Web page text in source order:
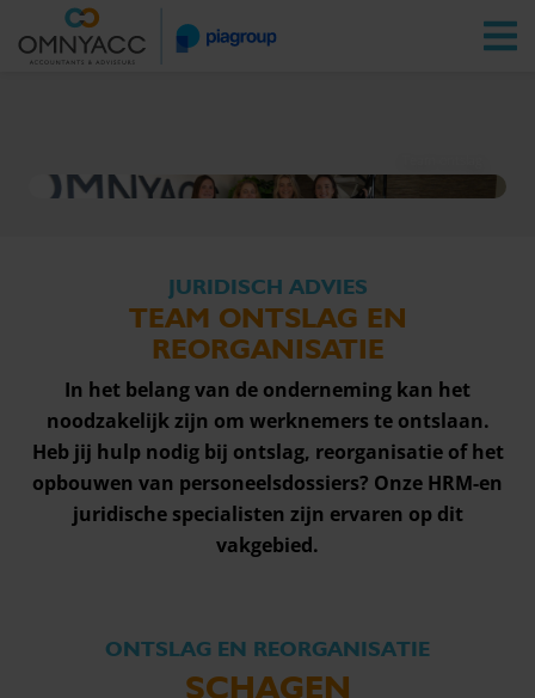
Vestigingen Zoeken
JURIDISCH ADVIES
TEAM ONTSLAG EN
REORGANISATIE
In het belang van de onderneming kan het
noodzakelijk zijn om werknemers te ontslaan.
Heb jij hulp nodig bij ontslag, reorganisatie of het
opbouwen van personeelsdossiers? Onze HRM-en
juridische specialisten zijn ervaren op dit
vakgebied.
ONTSLAG EN REORGANISATIE
SCHAGEN